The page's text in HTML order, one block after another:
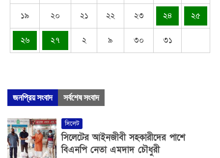
১৯ ২০ ২১ ২২ ২৩ ২৪ ২৫
২৬ ২৭ ২ ৯ ৩০ ৩১
জনপ্রিয় সংবাদ সর্বশেষ সংবাদ
সিলেট
সিলেটের আইনজীবী সহকারীদের পাশে
বিএনপি নেতা এমদাদ চৌধুরী